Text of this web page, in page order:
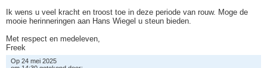
Ik wens u veel kracht en troost toe in deze periode van rouw. Moge de
mooie herinneringen aan Hans Wiegel u steun bieden.
Met respect en medeleven,
Freek
Op 24 mei 2025